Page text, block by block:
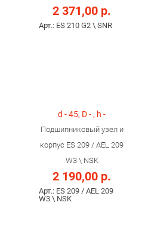
2 371,00 р.
Арт.: ES 210 G2 \ SNR
d - 45, D - , h -
Подшипниковый узел и
корпус ES 209 / AEL 209
W3 \ NSK
2 190,00 р.
Арт.: ES 209 / AEL 209
W3 \ NSK